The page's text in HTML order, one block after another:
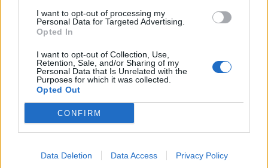
I want to opt-out of processing my
Personal Data for Targeted Advertising.
Opted In
I want to opt-out of Collection, Use,
Retention, Sale, and/or Sharing of my
Personal Data that Is Unrelated with the
Purposes for which it was collected.
Opted Out
CONFIRM
Data Deletion Data Access Privacy Policy